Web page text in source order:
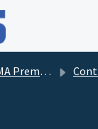
Premium Cont